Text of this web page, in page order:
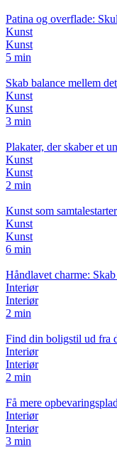
Patina og overflade:
Kunst
Kunst
5 min
Skab balance mellem
Kunst
Kunst
3 min
Plakater, der skaber et
Kunst
Kunst
2 min
Kunst som
Kunst
Kunst
6 min
Håndlavet charme:
Interiør
Interiør
2 min
Find din boligstil ud fra
Interiør
Interiør
2 min
Få mere
Interiør
Interiør
3 min